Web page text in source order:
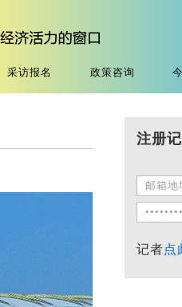
采访报名 政策咨询
注册
记者点